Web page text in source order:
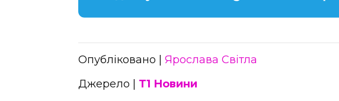
Опубліковано | Ярослава Світла
Джерело | Т1 Новини